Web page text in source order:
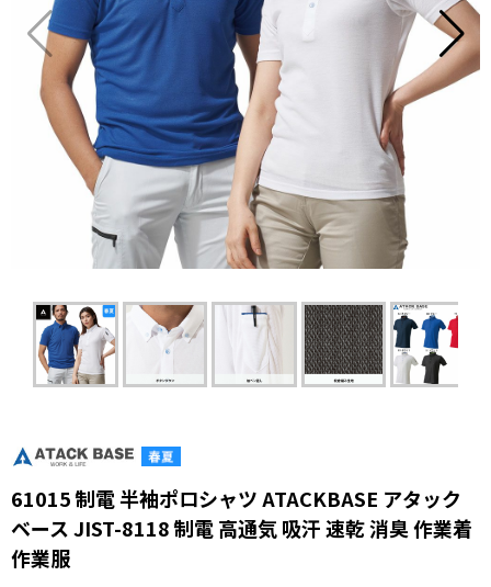
61015 制電 半袖ポロシャツ ATACKBASE アタック
ベース JIST-8118 制電 高通気 吸汗 速乾 消臭 作業着
作業服